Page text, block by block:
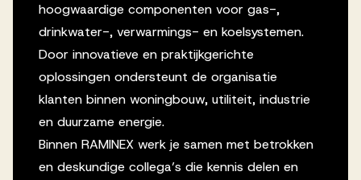
hoogwaardige componenten voor gas-,
drinkwater-, verwarmings- en koelsystemen.
Door innovatieve en praktijkgerichte
oplossingen ondersteunt de organisatie
klanten binnen woningbouw, utiliteit, industrie
en duurzame energie.
Binnen RAMINEX werk je samen met betrokken
en deskundige collega’s die kennis delen en